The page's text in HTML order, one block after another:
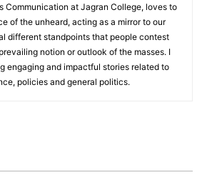
Communication at Jagran College, loves to
of the unheard, acting as a mirror to our
different standpoints that people contest
notion or outlook of the masses. I
engaging and impactful stories related to
policies and general politics.